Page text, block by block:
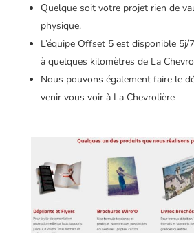
Quelque soit votre projet rien de
physique.
L’équipe Offset 5 est disponible 5j/
à quelques kilomètres de La
Nous pouvons également faire le
venir vous voir à La Chevrolière